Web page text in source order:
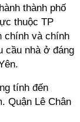
thành phố
thuộc TP
chính và chính
cầu nhà ở đáng
tính đến
Quận Lê Chân